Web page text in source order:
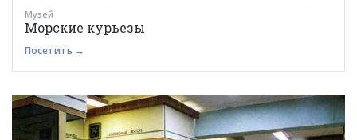
Музей
Морские курьезы
Посетить →